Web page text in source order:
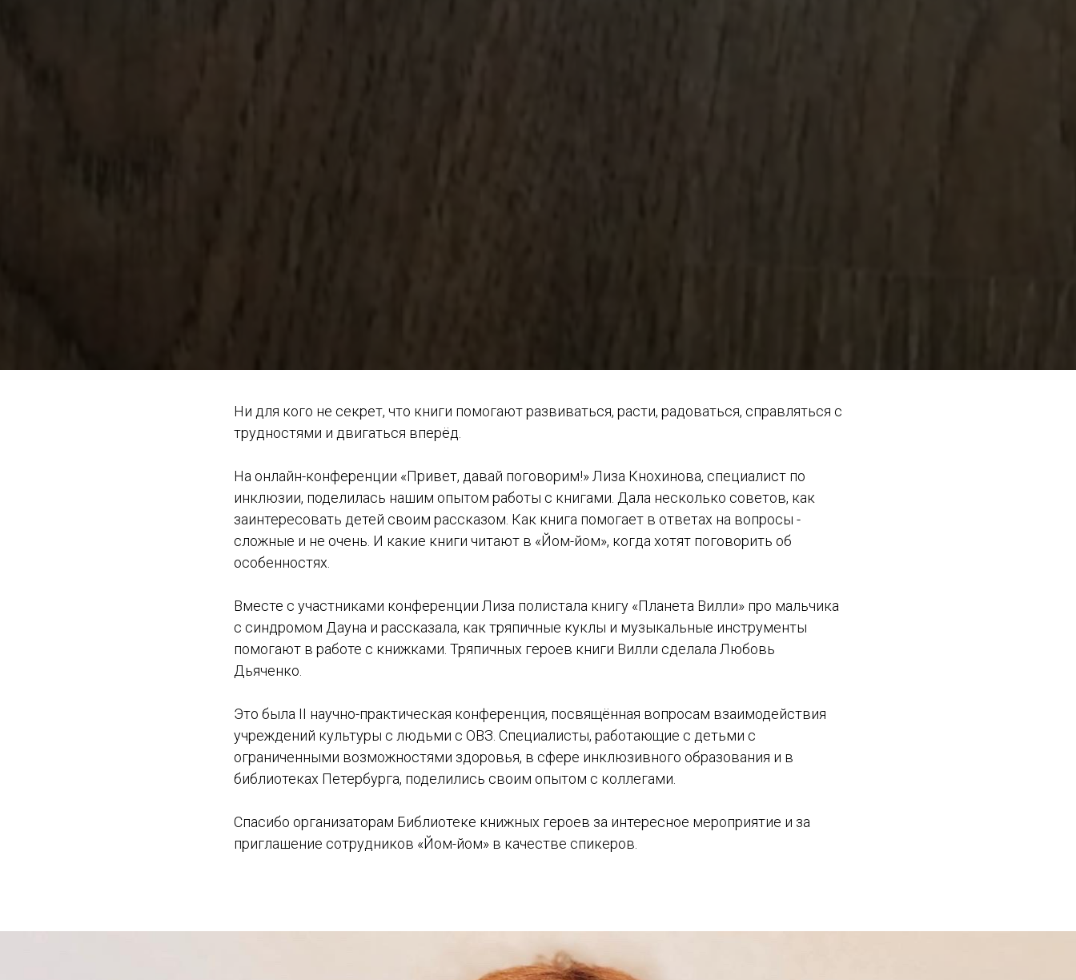
Ни для кого не секрет, что книги помогают развиваться, расти, радоваться, справляться с
трудностями и двигаться вперёд.
На онлайн-конференции «Привет, давай поговорим!» Лиза Кнохинова, специалист по
инклюзии, поделилась нашим опытом работы с книгами. Дала несколько советов, как
заинтересовать детей своим рассказом. Как книга помогает в ответах на вопросы -
сложные и не очень. И какие книги читают в «Йом-йом», когда хотят поговорить об
особенностях.
Вместе с участниками конференции Лиза полистала книгу «Планета Вилли» про мальчика
с синдромом Дауна и рассказала, как тряпичные куклы и музыкальные инструменты
помогают в работе с книжками. Тряпичных героев книги Вилли сделала Любовь
Дьяченко.
Это была II научно-практическая конференция, посвящённая вопросам взаимодействия
учреждений культуры с людьми с ОВЗ. Специалисты, работающие с детьми с
ограниченными возможностями здоровья, в сфере инклюзивного образования и в
библиотеках Петербурга, поделились своим опытом с коллегами.
Спасибо организаторам Библиотеке книжных героев за интересное мероприятие и за
приглашение сотрудников «Йом-йом» в качестве спикеров.